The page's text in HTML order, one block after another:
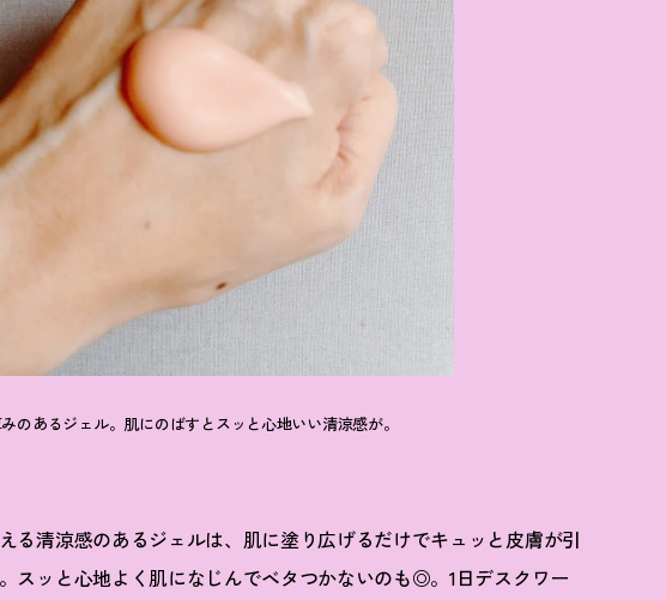
のあるジェル。肌にのばすとスッと心地いい清涼感が。
る清涼感のあるジェルは、肌に塗り広げるだけでキュッと皮膚が引
スッと心地よく肌になじんでベタつかないのも◎。1日デスクワー